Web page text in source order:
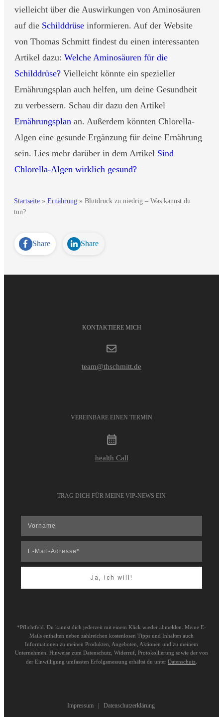
vielleicht über die Auswirkungen von Aminosäuren
auf die Schilddrüse informieren. Auf der Website
von Thomas Schmitt findest du einen interessanten
Artikel dazu: Welche Aminosäuren für die
Schilddrüse? Vielleicht könnte ein spezieller
Ernährungsplan auch helfen, um deine Gesundheit
zu verbessern. Schau dir dazu den Artikel
Ernährungsplan an. Außerdem könnten Chlorella-
Algen eine gesunde Ergänzung für deine Ernährung
sein. Lies mehr darüber in dem Artikel Sind
Chlorella-Algen wirklich gesund?
Startseite » Ernährung » Blutdruck zu niedrig – Was kannst du
tun?
Share Share
KONTAKTIERE MICH
team@thschmitt.de
VEREINBARE EINEN TERMIN
health Call
TRAG DICH FÜR MEINE VIP-NEWS EIN
Ja, ich will!
*Pflichtfeld. Du kannst dich jederzeit mit einem Klick wieder abmelden. Meine E-
Mails enthalten neben zahlreichen kostenlosen Tipps und Inhalten auch
Informationen zu meinen Produkten, Angeboten, Aktionen und zu meinem
Unternehmen. Hinweise zum Datenschutz, Widerruf, Protokollierung sowie der von
der Einwilligung umfassten Erfolgsmessung erhältst du unter Datenschutz
Impressum| Datenschutzerklärung